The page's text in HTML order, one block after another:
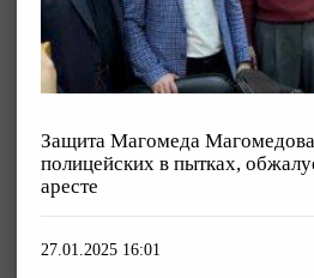
Защита Магомеда
полицейских в пытках,
аресте
27.01.2025 16:01